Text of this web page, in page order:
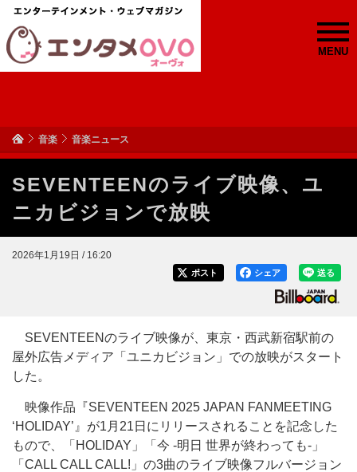
MENU
音楽 音楽ニュース
SEVENTEENのライブ映像、ユ
ニカビジョンで放映
2026年1月19日 / 16:20
送る
シェア
ポスト
SEVENTEENのライブ映像が、東京・西武新宿駅前の
屋外広告メディア「ユニカビジョン」での放映がスタート
した。
映像作品『SEVENTEEN 2025 JAPAN FANMEETING
‘HOLIDAY’』が1月21日にリリースされることを記念した
もので、「HOLIDAY」「今 -明日 世界が終わっても-」
「CALL CALL CALL!」の3曲のライブ映像フルバージョン